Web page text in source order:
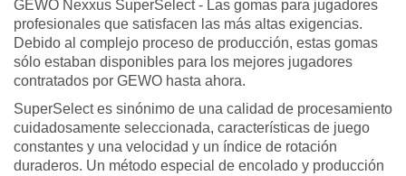
GEWO Nexxus SuperSelect - Las gomas para jugadores
profesionales que satisfacen las más altas exigencias.
Debido al complejo proceso de producción, estas gomas
sólo estaban disponibles para los mejores jugadores
contratados por GEWO hasta ahora.
SuperSelect es sinónimo de una calidad de procesamiento
cuidadosamente seleccionada, características de juego
constantes y una velocidad y un índice de rotación
duraderos. Un método especial de encolado y producción